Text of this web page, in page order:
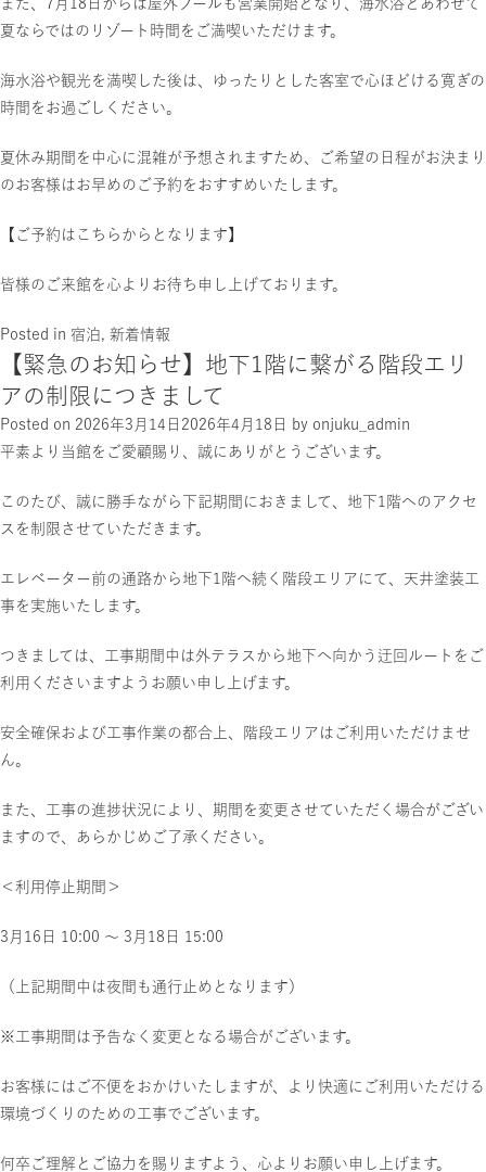
夏ならではのリゾート時間をご満喫いただけます。
海水浴や観光を満喫した後は、ゆったりとした客室で心ほどける寛ぎの
時間をお過ごしください。
夏休み期間を中心に混雑が予想されますため、ご希望の日程がお決まり
のお客様はお早めのご予約をおすすめいたします。
【ご予約はこちらからとなります】
皆様のご来館を心よりお待ち申し上げております。
Posted in 宿泊 新着情報
【緊急のお知らせ】地下1階に繋がる階段エリ
アの制限につきまして
Posted on 2026年3月14日 2026年4月18日 by onjuku_admin
平素より当館をご愛顧賜り、誠にありがとうございます。
このたび、誠に勝手ながら下記期間におきまして、地下1階へのアクセ
スを制限させていただきます。
エレベーター前の通路から地下1階へ続く階段エリアにて、天井塗装工
事を実施いたします。
つきましては、工事期間中は外テラスから地下へ向かう迂回ルートをご
利用くださいますようお願い申し上げます。
安全確保および工事作業の都合上、階段エリアはご利用いただけませ
ん。
また、工事の進捗状況により、期間を変更させていただく場合がござい
ますので、あらかじめご了承ください。
＜利用停止期間＞
3月16日 10:00 ～ 3月18日 15:00
（上記期間中は夜間も通行止めとなります）
※工事期間は予告なく変更となる場合がございます。
お客様にはご不便をおかけいたしますが、より快適にご利用いただける
環境づくりのための工事でございます。
何卒ご理解とご協力を賜りますよう、心よりお願い申し上げます。